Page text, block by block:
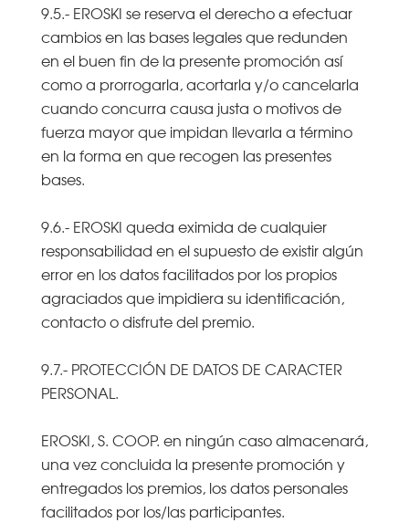
9.5.- EROSKI se reserva el derecho a efectuar
cambios en las bases legales que redunden
en el buen fin de la presente promoción así
como a prorrogarla, acortarla y/o cancelarla
cuando concurra causa justa o motivos de
fuerza mayor que impidan llevarla a término
en la forma en que recogen las presentes
bases.
9.6.- EROSKI queda eximida de cualquier
responsabilidad en el supuesto de existir algún
error en los datos facilitados por los propios
agraciados que impidiera su identificación,
contacto o disfrute del premio.
9.7.- PROTECCIÓN DE DATOS DE CARACTER
PERSONAL.
EROSKI, S. COOP. en ningún caso almacenará,
una vez concluida la presente promoción y
entregados los premios, los datos personales
facilitados por los/las participantes.